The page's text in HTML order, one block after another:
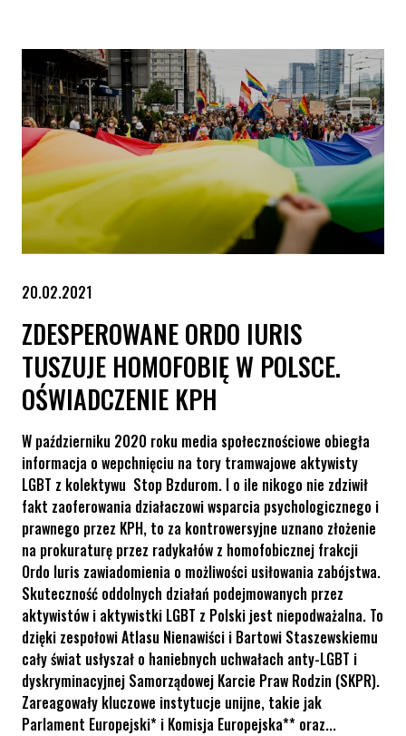
20.02.2021
ZDESPEROWANE ORDO IURIS
TUSZUJE HOMOFOBIĘ W POLSCE.
OŚWIADCZENIE KPH
W październiku 2020 roku media społecznościowe obiegła
informacja o wepchnięciu na tory tramwajowe aktywisty
LGBT z kolektywu Stop Bzdurom. I o ile nikogo nie zdziwił
fakt zaoferowania działaczowi wsparcia psychologicznego i
prawnego przez KPH, to za kontrowersyjne uznano złożenie
na prokuraturę przez radykałów z homofobicznej frakcji
Ordo Iuris zawiadomienia o możliwości usiłowania zabójstwa.
Skuteczność oddolnych działań podejmowanych przez
aktywistów i aktywistki LGBT z Polski jest niepodważalna. To
dzięki zespołowi Atlasu Nienawiści i Bartowi Staszewskiemu
cały świat usłyszał o haniebnych uchwałach anty-LGBT i
dyskryminacyjnej Samorządowej Karcie Praw Rodzin (SKPR).
Zareagowały kluczowe instytucje unijne, takie jak
Parlament Europejski* i Komisja Europejska** oraz...